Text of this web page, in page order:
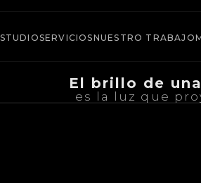
SERVICIOSNUESTRO TRABAJO
El brillo de una
e s l a l u z q u e p ro